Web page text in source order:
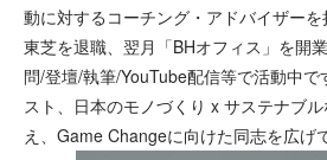
動に対するコーチング・アドバイザー
東芝を退職、翌月「BHオフィス」を開
問/登壇/執筆/YouTube配信等で活動中で
スト、日本のモノづくり x サステナブ
え、Game Changeに向けた同志を広げ